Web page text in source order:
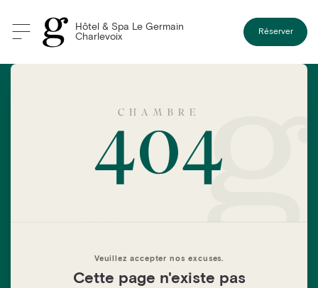
Hôtel & Spa Le Germain
Charlevoix
Réserver
Veuillez accepter nos excuses.
Cette page n'existe pas